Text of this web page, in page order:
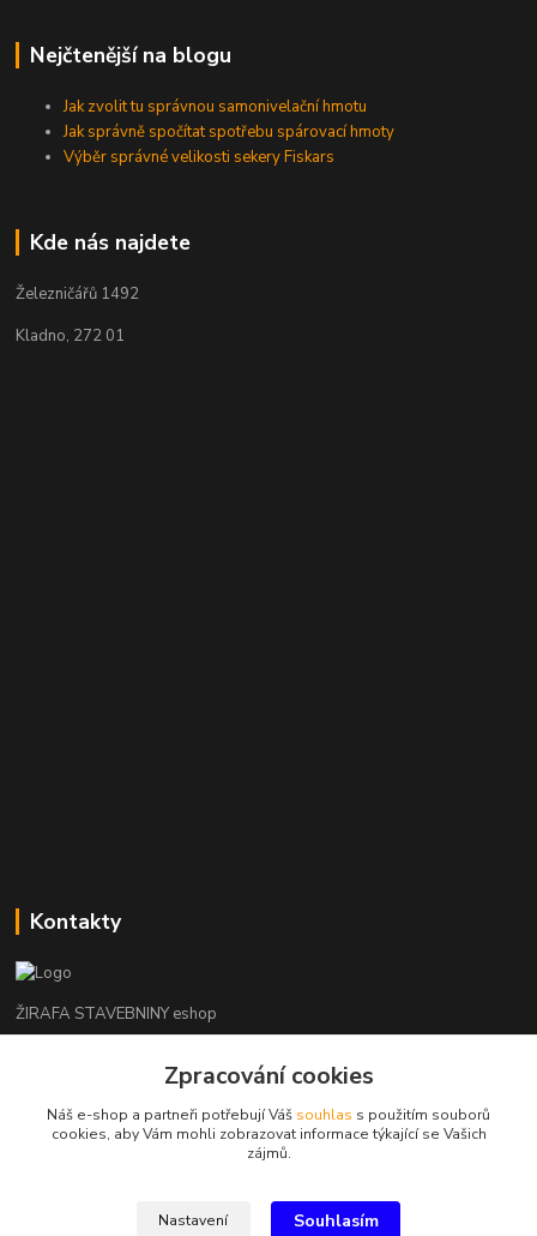
Nejčtenější na blogu
Jak zvolit tu správnou samonivelační hmotu
Jak správně spočítat spotřebu spárovací hmoty
Výběr správné velikosti sekery Fiskars
Kde nás najdete
Železničářů 1492
Kladno, 272 01
Kontakty
ŽIRAFA STAVEBNINY eshop
+420 312 685 342
kladno@zirafa-stavebniny.cz
Zpracování cookies
Náš e-shop a partneři potřebují Váš souhlas s použitím souborů
cookies, aby Vám mohli zobrazovat informace týkající se Vašich
zájmů.
Nastavení Souhlasím